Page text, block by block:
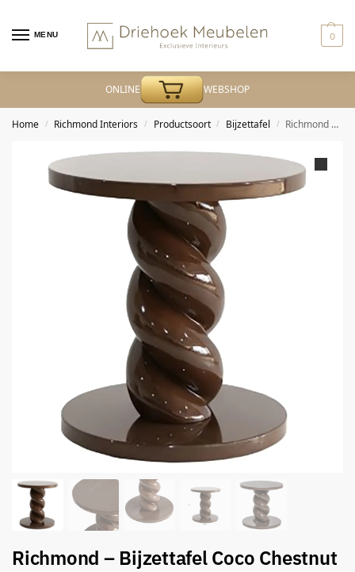
MENU 0
ONLINE WEBSHOP
Home / Richmond Interiors / Productsoort / Bijzettafel / Richmond – Bijzettafel Coco Chestnut
Richmond – Bijzettafel Coco Chestnut